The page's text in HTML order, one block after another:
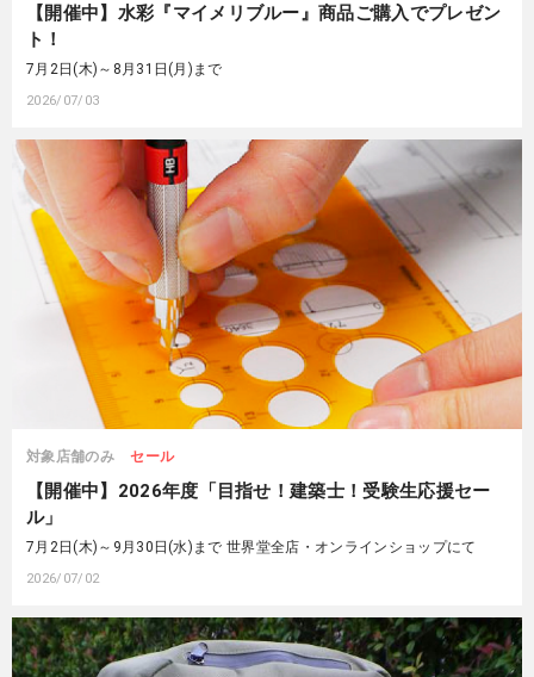
【開催中】水彩『マイメリブルー』商品ご購入でプレゼン
ト！
7月2日(木)～8月31日(月)まで
2026/07/03
対象店舗のみ セール
【開催中】2026年度「目指せ！建築士！受験生応援セー
ル」
7月2日(木)～9月30日(水)まで 世界堂全店・オンラインショップにて
2026/07/02